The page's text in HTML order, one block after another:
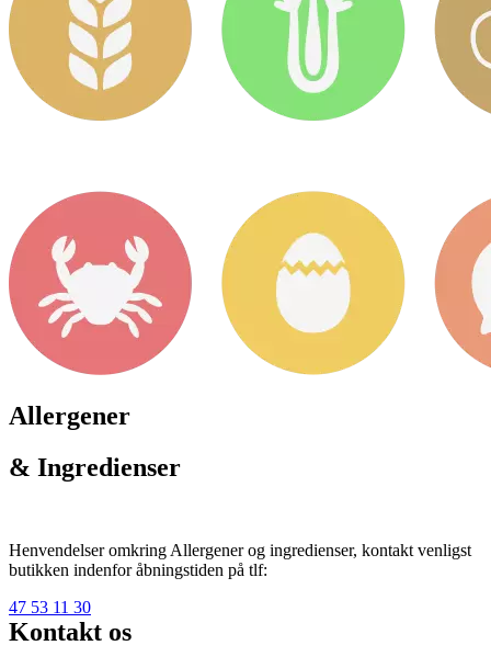
Allergener
& Ingredienser
Henvendelser omkring Allergener og ingredienser, kontakt venligst
butikken indenfor åbningstiden på tlf:
47 53 11 30
Kontakt os